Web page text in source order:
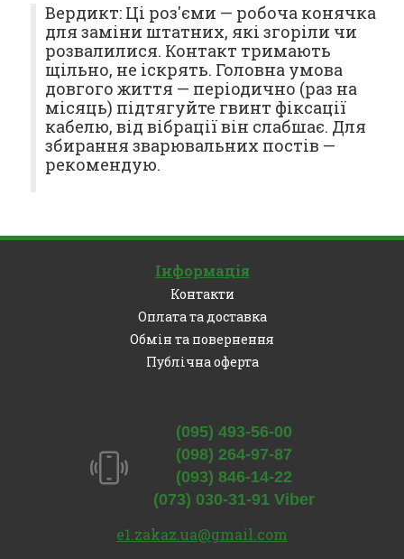
Вердикт: Ці роз'єми — робоча конячка
для заміни штатних, які згоріли чи
розвалилися. Контакт тримають
щільно, не іскрять. Головна умова
довгого життя — періодично (раз на
місяць) підтягуйте гвинт фіксації
кабелю, від вібрації він слабшає. Для
збирання зварювальних постів —
рекомендую.
Інформація
Контакти
Оплата та доставка
Обмін та повернення
Публічна оферта
(095) 493-56-00
(098) 264-97-87
(093) 846-14-22
(073) 030-31-91 Viber
e1.zakaz.ua@gmail.com